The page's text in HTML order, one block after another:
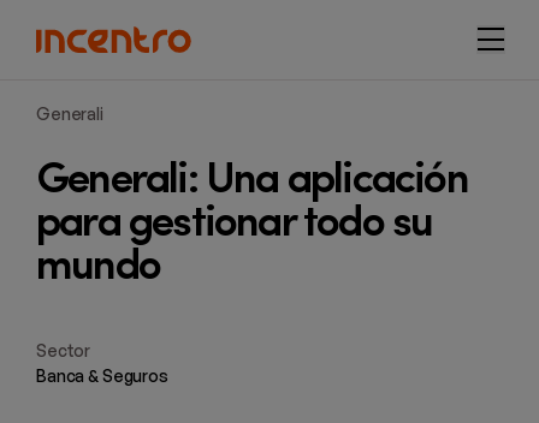
Generali
Generali: Una aplicación
para gestionar todo su
mundo
Sector
Banca & Seguros